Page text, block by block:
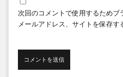
次回のコメントで使用するためブ
メールアドレス、サイトを保存す